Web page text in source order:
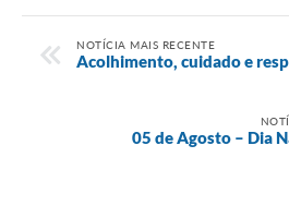
NOTÍCIA MAIS RECENTE
Acolhimento, cuidado e
05 de Agosto – Dia